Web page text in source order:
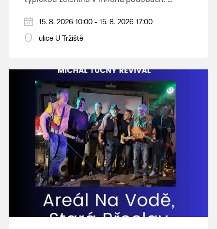
Swingalia.
Vstup volný.
15. 8. 2026 10:00 - 15. 8. 2026 17:00
ulice U Tržiště